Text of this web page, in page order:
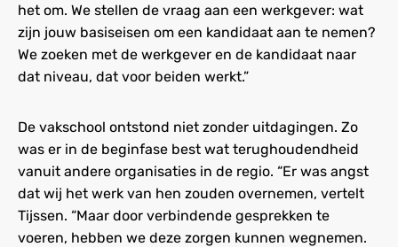
het om. We stellen de vraag aan een werkgever: wat
zijn jouw basiseisen om een kandidaat aan te nemen?
We zoeken met de werkgever en de kandidaat naar
dat niveau, dat voor beiden werkt.”
De vakschool ontstond niet zonder uitdagingen. Zo
was er in de beginfase best wat terughoudendheid
vanuit andere organisaties in de regio. “Er was angst
dat wij het werk van hen zouden overnemen, vertelt
Tijssen. “Maar door verbindende gesprekken te
voeren, hebben we deze zorgen kunnen wegnemen.